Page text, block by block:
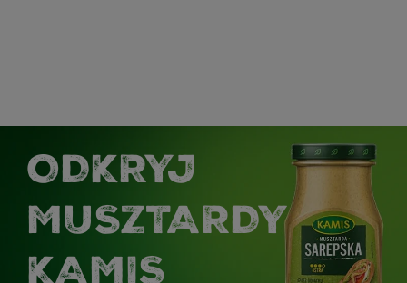
ODKRYJ
MUSZTARDY
KAMIS